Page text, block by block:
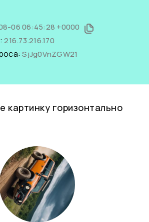
06 06:45:28 +0000
216.73.216.170
SjJg0VnZGW21
картинку горизонтально